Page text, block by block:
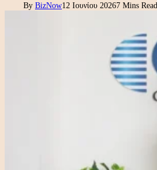
By BizNow12 Ιουνίου 20267 Mins Read